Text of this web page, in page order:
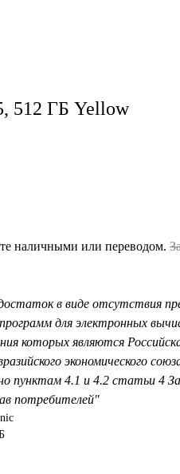
512 ГБ Yellow
наличными или переводом.
в виде отсутствия
для электронных
которых являются
экономического
пунктам 4.1 и 4.2 статьи 4
потребителей"